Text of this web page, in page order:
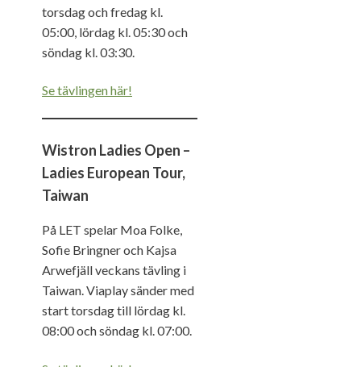
torsdag och fredag kl.
05:00, lördag kl. 05:30 och
söndag kl. 03:30.
Se tävlingen här!
Wistron Ladies Open –
Ladies European Tour,
Taiwan
På LET spelar Moa Folke,
Sofie Bringner och Kajsa
Arwefjäll veckans tävling i
Taiwan. Viaplay sänder med
start torsdag till lördag kl.
08:00 och söndag kl. 07:00.